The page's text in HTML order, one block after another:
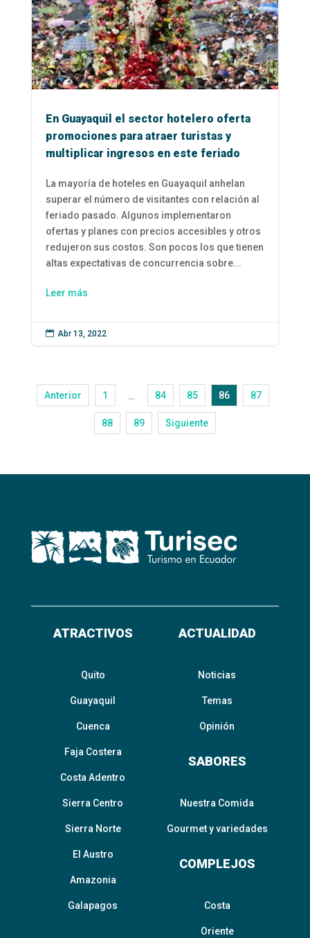
En Guayaquil el sector hotelero oferta
promociones para atraer turistas y
multiplicar ingresos en este feriado
La mayoría de hoteles en Guayaquil anhelan
superar el número de visitantes con relación al
feriado pasado. Algunos implementaron
ofertas y planes con precios accesibles y otros
redujeron sus costos. Son pocos los que tienen
altas expectativas de concurrencia sobre...
Leer más
 Abr 13, 2022
Anterior 1 … 84 85 86 87
88 89 Siguiente
ATRACTIVOS
Quito
Guayaquil
Cuenca
Faja Costera
Costa Adentro
Sierra Centro
Sierra Norte
El Austro
Amazonia
Galapagos
ACTUALIDAD
Noticias
Temas
Opinión
SABORES
Nuestra Comida
Gourmet y variedades
COMPLEJOS
Costa
Oriente